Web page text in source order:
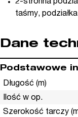
2-stronna
taśmy,
Dane
Podstawowe
Długość (m)
Ilość w op.
Szerokość tarczy